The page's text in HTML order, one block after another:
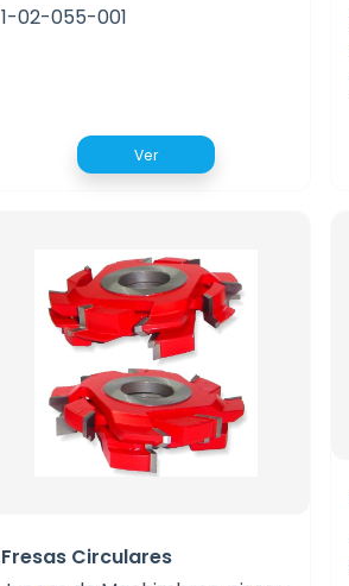
1-02-055-001
Ver
Fresas Circulares